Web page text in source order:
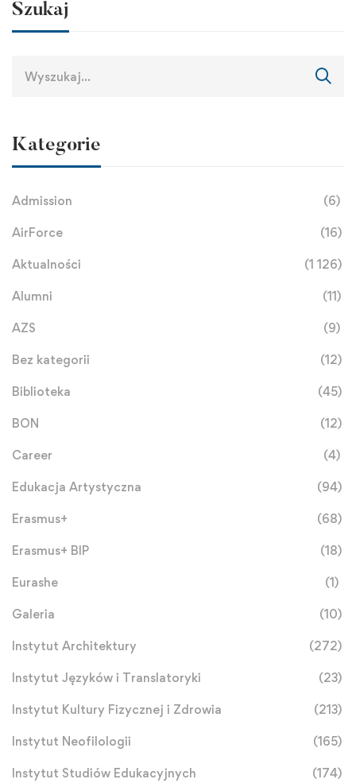
Szukaj
Kategorie
Admission (6)
AirForce (16)
Aktualności (1 126)
Alumni (11)
AZS (9)
Bez kategorii (12)
Biblioteka (45)
BON (12)
Career (4)
Edukacja Artystyczna (94)
Erasmus+ (68)
Erasmus+ BIP (18)
Eurashe (1)
Galeria (10)
Instytut Architektury (272)
Instytut Języków i Translatoryki (23)
Instytut Kultury Fizycznej i Zdrowia (213)
Instytut Neofilologii (165)
Instytut Studiów Edukacyjnych (174)